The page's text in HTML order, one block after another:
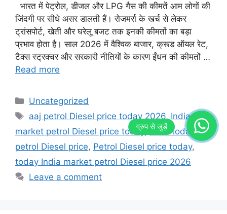
भारत में पेट्रोल, डीजल और LPG गैस की कीमतें आम लोगों की
जिंदगी पर सीधे असर डालती हैं। रोजमर्रा के खर्च से लेकर
ट्रांसपोर्ट, खेती और घरेलू बजट तक इनकी कीमतों का बड़ा
प्रभाव होता है। साल 2026 में वैश्विक बाजार, क्रूड ऑयल रेट,
टैक्स स्ट्रक्चर और सरकारी नीतियों के कारण ईंधन की कीमतों …
Read more
Categories
Uncategorized
Tags
aaj petrol Diesel price today 2026, India
market petrol Diesel price today, india today
petrol Diesel price, Petrol Diesel price today,
today India market petrol Diesel price 2026
Leave a comment